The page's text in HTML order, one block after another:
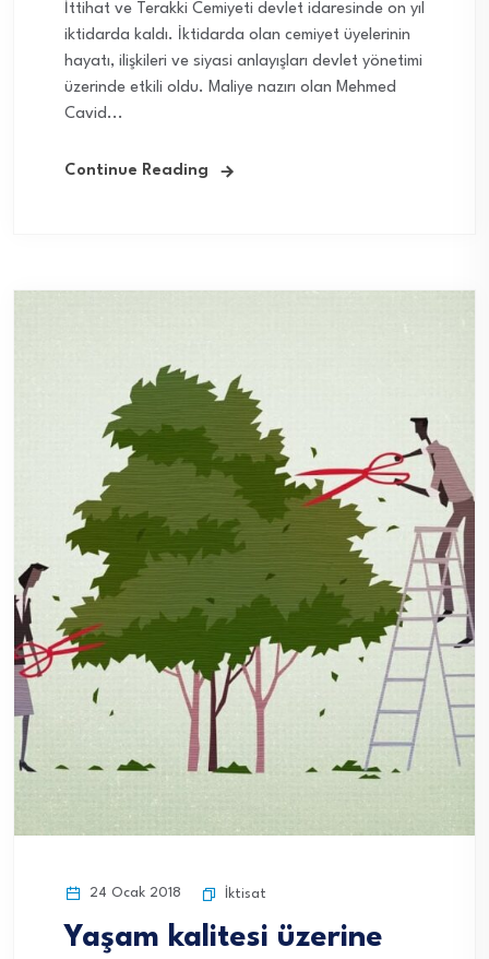
İttihat ve Terakki Cemiyeti devlet idaresinde on yıl
iktidarda kaldı. İktidarda olan cemiyet üyelerinin
hayatı, ilişkileri ve siyasi anlayışları devlet yönetimi
üzerinde etkili oldu. Maliye nazırı olan Mehmed
Cavid...
Continue Reading
24 Ocak 2018 İktisat
Yaşam kalitesi üzerine